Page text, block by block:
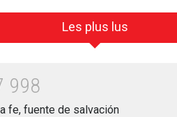
Les plus lus
998
fe, fuente de salvación